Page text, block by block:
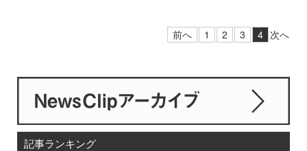
前へ 1 2 3 4 次へ
記事ランキング